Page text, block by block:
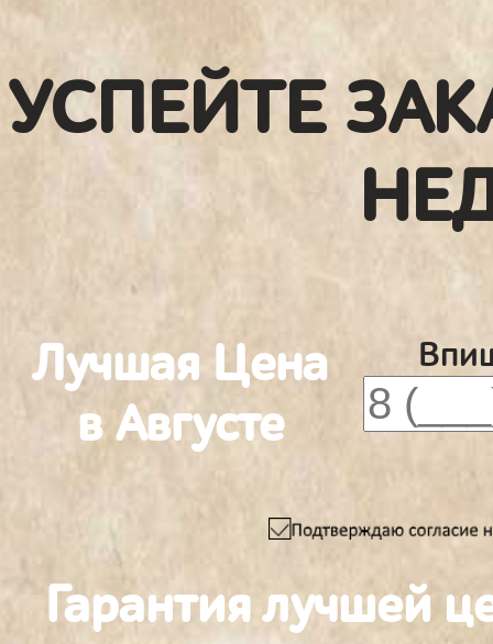
УСПЕЙТЕ
Лучшая Цена
в Августе
Гарантия лучшей